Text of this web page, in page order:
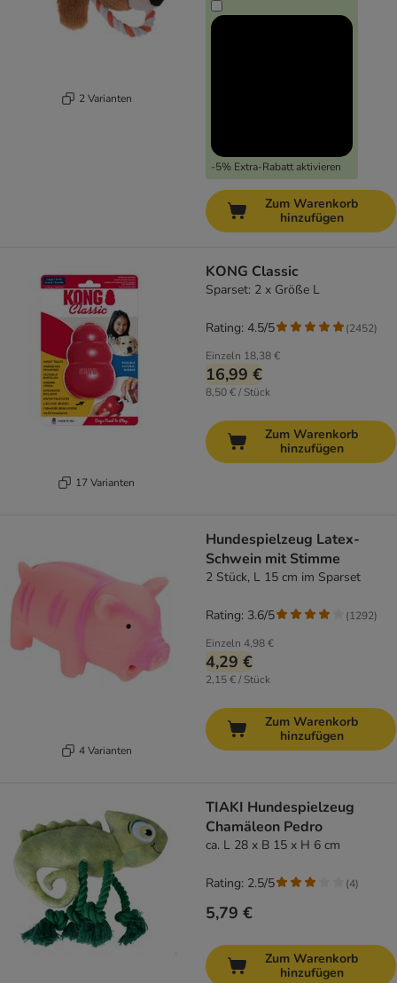
2 Varianten
-5% Extra-Rabatt aktivieren
Zum Warenkorb
hinzufügen
17 Varianten
KONG Classic
Sparset: 2 x Größe L
Einzeln 18,38 €
16,99 €
8,50 € / Stück
Rating: 4.5/5 (2452)
Zum Warenkorb
hinzufügen
4 Varianten
Hundespielzeug Latex-
Schwein mit Stimme
2 Stück, L 15 cm im Sparset
Einzeln 4,98 €
4,29 €
2,15 € / Stück
Rating: 3.6/5 (1292)
Zum Warenkorb
hinzufügen
TIAKI Hundespielzeug
Chamäleon Pedro
ca. L 28 x B 15 x H 6 cm
5,79 €
Rating: 2.5/5 (4)
Zum Warenkorb
hinzufügen